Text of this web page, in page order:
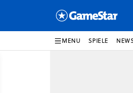
MENU SPIELE